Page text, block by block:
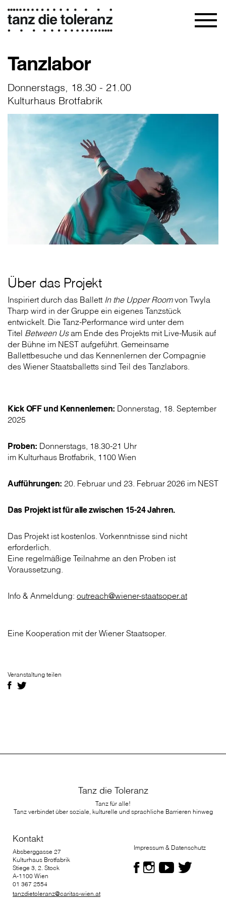
Tanzlabor
Donnerstags, 18.30 - 21.00
Kulturhaus Brotfabrik
Über das Projekt
Inspiriert durch das Ballett In the Upper Roomvon Twyla
Tharp wird in der Gruppe ein eigenes Tanzstück
entwickelt. Die Tanz-Performance wird unter dem
Titel Between Usam Ende des Projekts mit Live-Musik auf
der Bühne im NEST aufgeführt. Gemeinsame
Ballettbesuche und das Kennenlernen der Compagnie
des Wiener Staatsballetts sind Teil des Tanzlabors.
Kick OFF und Kennenlernen: Donnerstag, 18. September
2025
Proben: Donnerstags, 18.30-21 Uhr
im Kulturhaus Brotfabrik, 1100 Wien
Aufführungen: 20. Februar und 23. Februar 2026 im NEST
Das Projekt ist für alle zwischen 15-24 Jahren.
Das Projekt ist kostenlos. Vorkenntnisse sind nicht
erforderlich.
Eine regelmäßige Teilnahme an den Proben ist
Voraussetzung.
Info & Anmeldung: outreach@wiener-staatsoper.at
Eine Kooperation mit der Wiener Staatsoper.
Veranstaltung teilen
Tanz die Toleranz
Tanz für alle!
Tanz verbindet über soziale, kulturelle und sprachliche Barrieren hinweg
Kontakt
Absberggasse 27
Kulturhaus Brotfabrik
Stiege 3, 2. Stock
A-1100 Wien
01 367 2554
tanzdietoleranz@caritas-wien.at
Impressum & Datenschutz